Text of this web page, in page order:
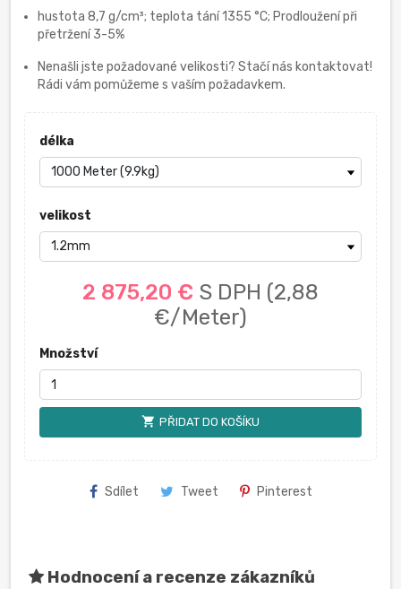
hustota 8,7 g/cm³; teplota tání 1355 °C; Prodloužení při
přetržení 3-5%
Nenašli jste požadované velikosti? Stačí nás kontaktovat!
Rádi vám pomůžeme s vaším požadavkem.
délka
velikost
2 875,20 € S DPH (2,88
€/Meter)
Množství
shopping_cart PŘIDAT DO KOŠÍKU
Sdílet Tweet Pinterest
Hodnocení a recenze zákazníků